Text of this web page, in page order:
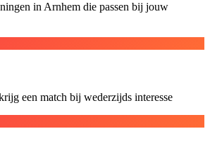
in Arnhem die passen bij jouw
een match bij wederzijds interesse